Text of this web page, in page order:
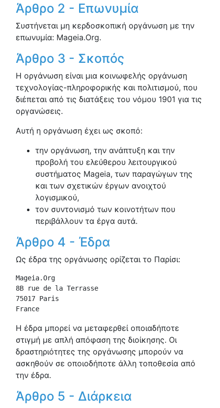
Άρθρο 2 - Επωνυμία
Συστήνεται μη κερδοσκοπική οργάνωση με την
επωνυμία: Mageia.Org.
Άρθρο 3 - Σκοπός
Η οργάνωση είναι μια κοινωφελής οργάνωση
τεχνολογίας-πληροφορικής και πολιτισμού, που
διέπεται από τις διατάξεις του νόμου 1901 για τις
οργανώσεις.
Αυτή η οργάνωση έχει ως σκοπό:
την οργάνωση, την ανάπτυξη και την
προβολή του ελεύθερου λειτουργικού
συστήματος Mageia, των παραγώγων της
και των σχετικών έργων ανοιχτού
λογισμικού,
τον συντονισμό των κοινοτήτων που
περιβάλλουν τα έργα αυτά.
Άρθρο 4 - Έδρα
Ως έδρα της οργάνωσης ορίζεται το Παρίσι:
Mageia.Org
8B rue de la Terrasse
75017 Paris
France
Η έδρα μπορεί να μεταφερθεί οποιαδήποτε
στιγμή με απλή απόφαση της διοίκησης. Οι
δραστηριότητες της οργάνωσης μπορούν να
ασκηθούν σε οποιοδήποτε άλλη τοποθεσία από
την έδρα.
Άρθρο 5 - Διάρκεια